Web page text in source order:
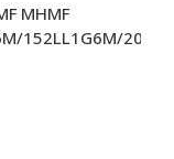
MHMF
152LL1G6M/